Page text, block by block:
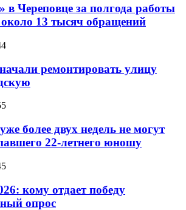
Череповце за полгода работы
13 тысяч обращений
ремонтировать улицу
более двух недель не могут
22-летнего юношу
кому отдает победу
опрос